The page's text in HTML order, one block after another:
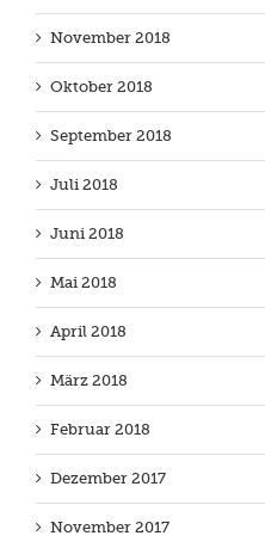
November 2018
Oktober 2018
September 2018
Juli 2018
Juni 2018
Mai 2018
April 2018
März 2018
Februar 2018
Dezember 2017
November 2017